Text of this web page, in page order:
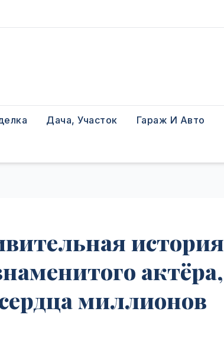
Дача, Участок Гараж И Авто
история
актёра,
миллионов